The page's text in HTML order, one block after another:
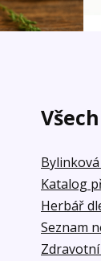
Katalog
Herbář
Seznam